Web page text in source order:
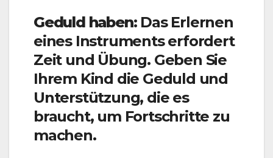
Geduld haben:Das Erlernen
eines Instruments erfordert
Zeit und Übung. Geben Sie
Ihrem Kind die Geduld und
Unterstützung, die es
braucht, um Fortschritte zu
machen.